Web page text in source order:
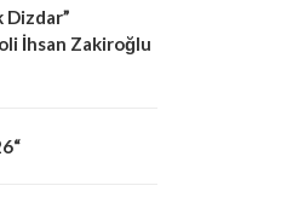
Dizdar”
İhsan Zakiroğlu